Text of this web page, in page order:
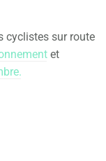
cyclistes sur route
et